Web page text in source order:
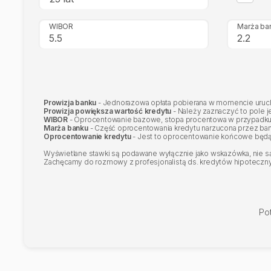
WIBOR Marża
Prowizja banku - Jednorazowa opłata pobierana w momencie
Prowizja powiększa wartość kredytu - Należy zaznaczyć to pole
WIBOR - Oprocentowanie bazowe, stopa procentowa w
Marża banku- Część oprocentowania kredytu narzucona przez
Oprocentowanie kredytu- Jest to oprocentowanie końcowe
Wyświetlane stawki są podawane wyłącznie jako wskazówka,
Zachęcamy do rozmowy z profesjonalistą ds. kredytów